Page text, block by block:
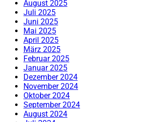
August 2025
Juli 2025
Juni 2025
Mai 2025
April 2025
März 2025
Februar 2025
Januar 2025
Dezember 2024
November 2024
Oktober 2024
September 2024
August 2024